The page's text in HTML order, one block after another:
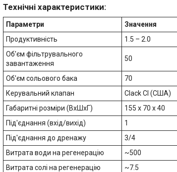
Технічні характеристики:
Параметри Значення
Продуктивність
1.5 – 2.0
Об'єм фільтрувального
завантаження
50
Об'єм сольового бака 70
Керувальний клапан
Clack CI (США)
Габаритні розміри (ВхШхГ)
155 х 70 х 40
Під'єднання (вхід/вихід)
1
Під'єднання до дренажу
3/4
Витрата води на регенерацію
~500
Витрата солі на регенерацію
~7.5